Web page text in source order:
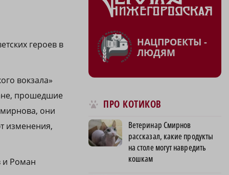
героев в
вокзала»
прошедшие
они
изменения,
и Роман
НАЦПРОЕКТЫ -
ЛЮДЯМ
ПРО КОТИКОВ
Ветеринар Смирнов
рассказал, какие продукты
на столе могут навредить
кошкам